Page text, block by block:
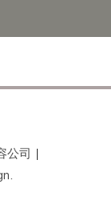
公司 |
.